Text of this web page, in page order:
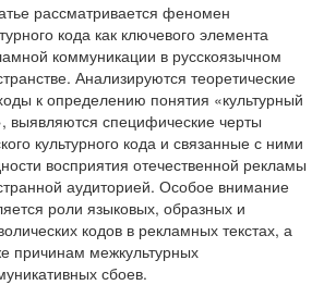
рассматривается феномен
кода как ключевого элемента
коммуникации в русскоязычном
Анализируются теоретические
к определению понятия «культурный
выявляются специфические черты
культурного кода и связанные с ними
восприятия отечественной рекламы
аудиторией. Особое внимание
роли языковых, образных и
кодов в рекламных текстах, а
причинам межкультурных
сбоев.